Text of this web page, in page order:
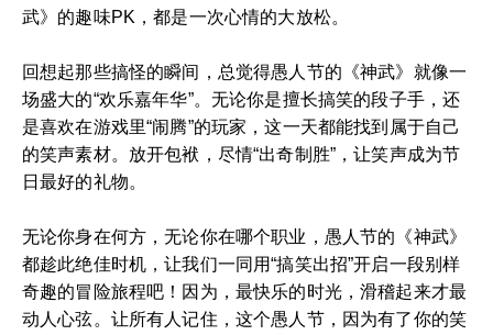
武》的趣味PK，都是一次心情的大放松。
回想起那些搞怪的瞬间，总觉得愚人节的《神武》就像一
场盛大的“欢乐嘉年华”。无论你是擅长搞笑的段子手，还
是喜欢在游戏里“闹腾”的玩家，这一天都能找到属于自己
的笑声素材。放开包袱，尽情“出奇制胜”，让笑声成为节
日最好的礼物。
无论你身在何方，无论你在哪个职业，愚人节的《神武》
都趁此绝佳时机，让我们一同用“搞笑出招”开启一段别样
奇趣的冒险旅程吧！因为，最快乐的时光，滑稽起来才最
动人心弦。让所有人记住，这个愚人节，因为有了你的笑